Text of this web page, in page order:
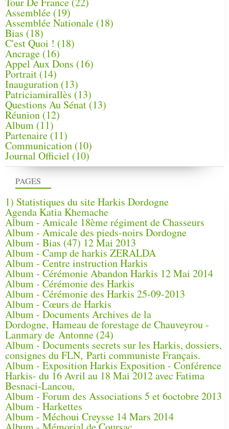
PAGES
1) Statistiques du site Harkis Dordogne
Agenda Katia Khemache
Album - Amicale 18ème régiment de Chasseurs
Album - Amicale des pieds-noirs Dordogne
Album - Bias (47) 12 Mai 2013
Album - Camp de harkis ZERALDA
Album - Centre instruction Harkis
Album - Cérémonie Abandon Harkis 12 Mai 2014
Album - Cérémonie des Harkis
Album - Cérémonie des Harkis 25-09-2013
Album - Cœurs de Harkis
Album - Documents Archives de la
Dordogne, Hameau de forestage de Chauveyrou -
Lanmary de Antonne (24)
Album - Documents secrets sur les Harkis, dossiers,
consignes du FLN, Parti communiste Français.
Album - Exposition Harkis Exposition - Conférence
Harkis- du 16 Avril au 18 Mai 2012 avec Fatima
Besnaci-Lancou,
Album - Forum des Associations 5 et 6octobre 2013
Album - Harkettes
Album - Méchoui Creysse 14 Mars 2014
Assemblée (19)
Assemblée Nationale (18)
Bias (18)
C'est Quoi ! (18)
Ancrage (16)
Appel Aux Dons (16)
Portrait (14)
Inauguration (13)
Patriciamirallès (13)
Questions Au Sénat(13)
Réunion (12)
Album (11)
Partenaire(11)
Communication (10)
Journal Officiel (10)